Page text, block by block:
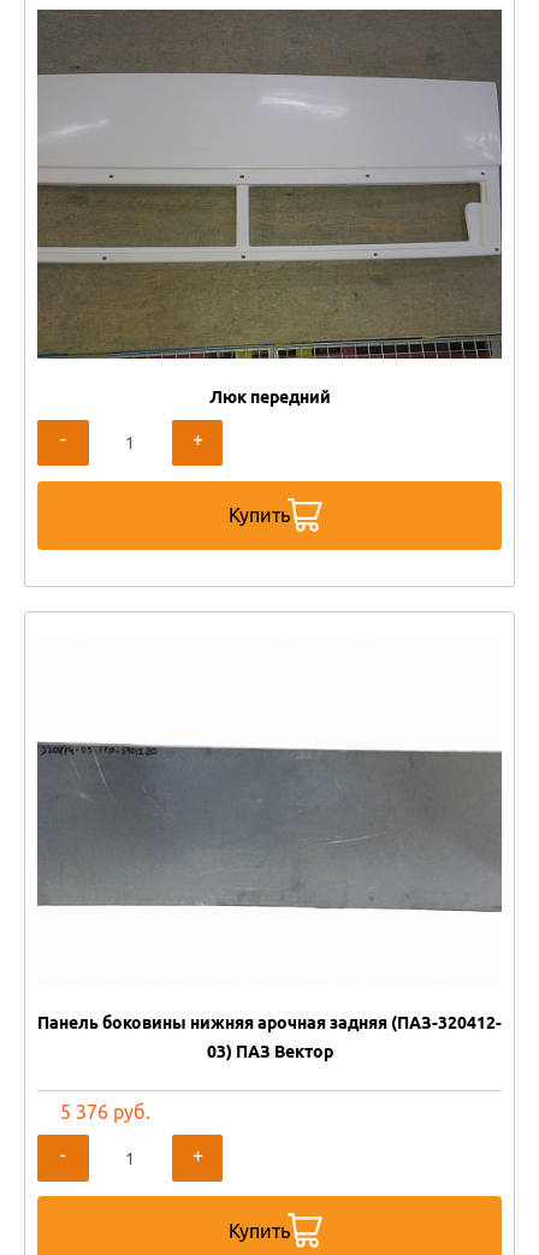
Люк передний
- +
Купить
Панель боковины нижняя арочная задняя (ПАЗ-320412-
03) ПАЗ Вектор
5 376 руб.
-
+
Купить